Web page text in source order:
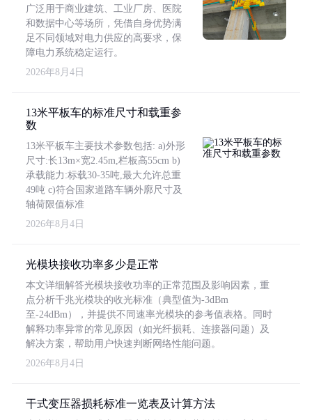
广泛用于商业建筑、工业厂房、医院
和数据中心等场所，凭借自身优势满
足不同领域对电力供应的高要求，保
障电力系统稳定运行。
2026年8月4日
13米平板车的标准尺寸和载重参
数
13米平板车主要技术参数包括: a)外形
尺寸:长13m×宽2.45m,栏板高55cm b)
承载能力:标载30-35吨,最大允许总重
49吨 c)符合国家道路车辆外廓尺寸及
轴荷限值标准
2026年8月4日
光模块接收功率多少是正常
本文详细解答光模块接收功率的正常范围及影响因素，重
点分析千兆光模块的收光标准（典型值为-3dBm
至-24dBm），并提供不同速率光模块的参考值表格。同时
解释功率异常的常见原因（如光纤损耗、连接器问题）及
解决方案，帮助用户快速判断网络性能问题。
2026年8月4日
干式变压器损耗标准一览表及计算方法